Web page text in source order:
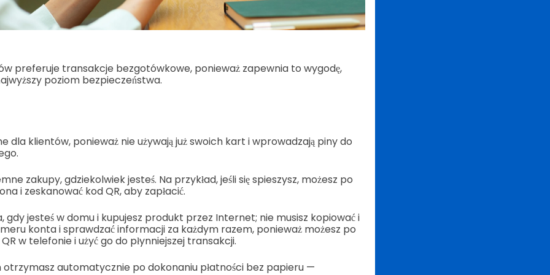
preferuje transakcje bezgotówkowe, ponieważ zapewnia to wygodę,
poziom bezpieczeństwa.
dla klientów, ponieważ nie używają już swoich kart i wprowadzają piny do
zakupy, gdziekolwiek jesteś. Na przykład, jeśli się spieszysz, możesz po
i zeskanować kod QR, aby zapłacić.
gdy jesteś w domu i kupujesz produkt przez Internet; nie musisz kopiować i
konta i sprawdzać informacji za każdym razem, ponieważ możesz po
w telefonie i użyć go do płynniejszej transakcji.
otrzymasz automatycznie po dokonaniu płatności bez papieru —